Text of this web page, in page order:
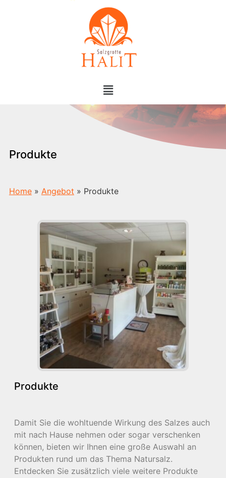
Produkte
Home» Angebot » Produkte
Produkte
Damit Sie die wohltuende Wirkung des Salzes auch
mit nach Hause nehmen oder sogar verschenken
können, bieten wir Ihnen eine große Auswahl an
Produkten rund um das Thema Natursalz.
Entdecken Sie zusätzlich viele weitere Produkte